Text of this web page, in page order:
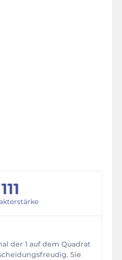
111
der 1 auf dem Quadrat
Sie